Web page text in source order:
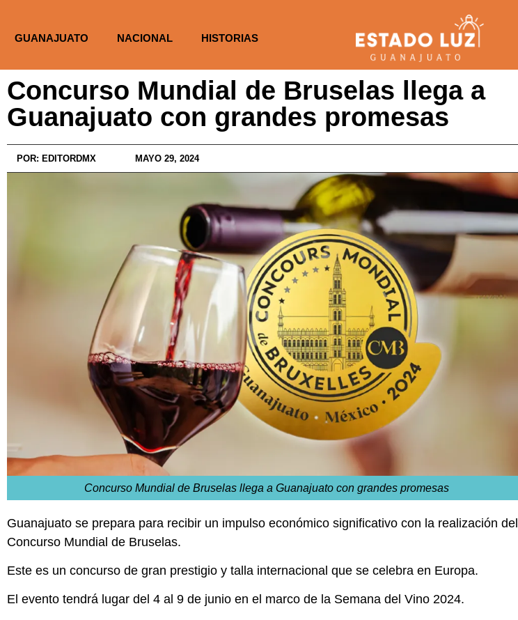
GUANAJUATO NACIONAL HISTORIAS
Concurso Mundial de Bruselas llega a
Guanajuato con grandes promesas
POR: EDITORDMX MAYO 29, 2024
Concurso Mundial de Bruselas llega a Guanajuato con grandes promesas
Guanajuato se prepara para recibir un impulso económico significativo con la realización del
Concurso Mundial de Bruselas.
Este es un concurso de gran prestigio y talla internacional que se celebra en Europa.
El evento tendrá lugar del 4 al 9 de junio en el marco de la Semana del Vino 2024.